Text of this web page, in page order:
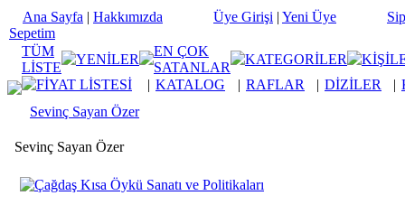
Ana Sayfa | Hakkımızda Üye Girişi | Yeni Üye
Sepetim
TÜM
LİSTE
YENİLER
EN ÇOK
SATANLAR
KATEGORİLER
FİYAT LİSTESİ
| KATALOG | RAFLAR | DİZİLER |
Sevinç Sayan Özer
Sevinç Sayan Özer